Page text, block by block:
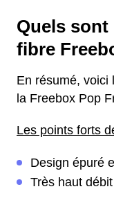
Quels sont
fibre
En résumé, voici
la Freebox Pop
Les points forts
Design épuré
Très haut débit